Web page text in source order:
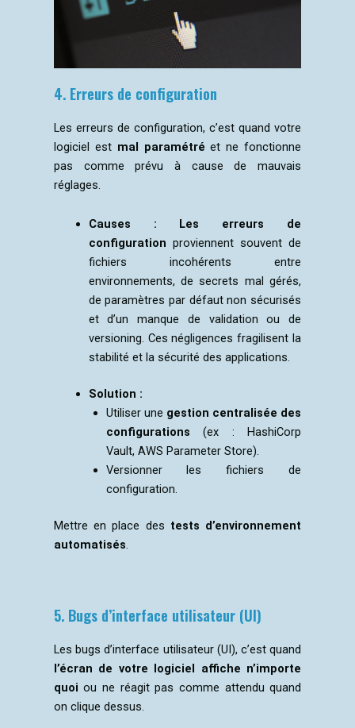
4. Erreurs de configuration
Les erreurs de configuration, c’est quand votre
logiciel est mal paramétré et ne fonctionne
pas comme prévu à cause de mauvais
réglages.
Causes : Les erreurs de
configuration proviennent souvent de
fichiers incohérents entre
environnements, de secrets mal gérés,
de paramètres par défaut non sécurisés
et d’un manque de validation ou de
versioning. Ces négligences fragilisent la
stabilité et la sécurité des applications.
Solution :
Utiliser une gestion centralisée des
configurations (ex : HashiCorp
Vault, AWS Parameter Store).
Versionner les fichiers de
configuration.
Mettre en place des tests d’environnement
automatisés.
5. Bugs d’interface utilisateur (UI)
Les bugs d’interface utilisateur (UI), c’est quand
l’écran de votre logiciel affiche n’importe
quoi ou ne réagit pas comme attendu quand
on clique dessus.